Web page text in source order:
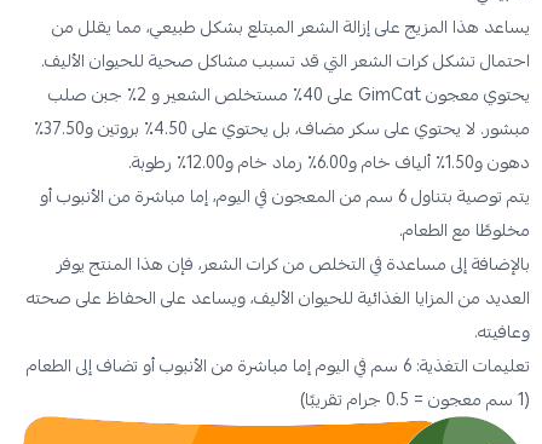
يساعد هذا المزيج على إزالة الشعر المبتلع بشكل طبيعي، مما يقلل من
احتمال تشكل كرات الشعر التي قد تسبب مشاكل صحية للحيوان الأليف.
يحتوي معجون GimCat على 40٪ مستخلص الشعير و 2٪ جبن صلب
مبشور. لا يحتوي على سكر مضاف، بل يحتوي على 4.50٪ بروتين و37.50٪
دهون و1.50٪ ألياف خام و6.00٪ رماد خام و12.00٪ رطوبة.
يتم توصية بتناول 6 سم من المعجون في اليوم، إما مباشرة من الأنبوب أو
مخلوطًا مع الطعام.
بالإضافة إلى مساعدة في التخلص من كرات الشعر، فإن هذا المنتج يوفر
العديد من المزايا الغذائية للحيوان الأليف، ويساعد على الحفاظ على صحته
وعافيته.
تعليمات التغذية: 6 سم في اليوم إما مباشرة من الأنبوب أو تضاف إلى الطعام
(1 سم معجون = 0.5 جرام تقريبًا)